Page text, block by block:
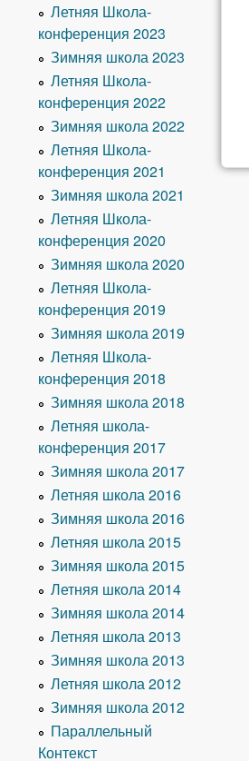
Летняя Школа-
конференция 2023
Зимняя школа 2023
Летняя Школа-
конференция 2022
Зимняя школа 2022
Летняя Школа-
конференция 2021
Зимняя школа 2021
Летняя Школа-
конференция 2020
Зимняя школа 2020
Летняя Школа-
конференция 2019
Зимняя школа 2019
Летняя Школа-
конференция 2018
Зимняя школа 2018
Летняя школа-
конференция 2017
Зимняя школа 2017
Летняя школа 2016
Зимняя школа 2016
Летняя школа 2015
Зимняя школа 2015
Летняя школа 2014
Зимняя школа 2014
Летняя школа 2013
Зимняя школа 2013
Летняя школа 2012
Зимняя школа 2012
Параллельный
Контекст